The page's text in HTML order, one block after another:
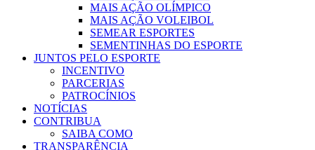
MAIS AÇÃO OLÍMPICO
MAIS AÇÃO VOLEIBOL
SEMEAR ESPORTES
SEMENTINHAS DO ESPORTE
JUNTOS PELO ESPORTE
INCENTIVO
PARCERIAS
PATROCÍNIOS
NOTÍCIAS
CONTRIBUA
SAIBA COMO
TRANSPARÊNCIA